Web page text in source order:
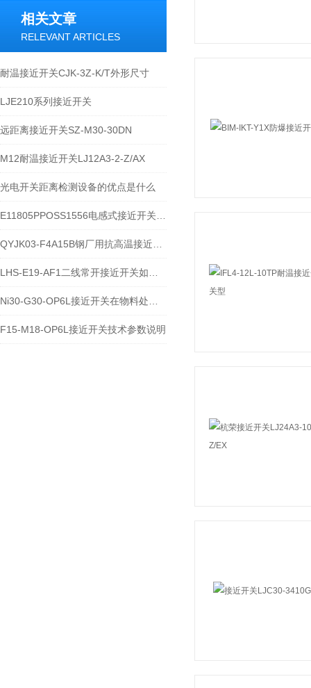
相关文章
RELEVANT ARTICLES
耐温接近开关CJK-3Z-K/T外形尺寸
LJE210系列接近开关
远距离接近开关SZ-M30-30DN
M12耐温接近开关LJ12A3-2-Z/AX
光电开关距离检测设备的优点是什么
F15-M18-OP6L接近开关技术参数说明